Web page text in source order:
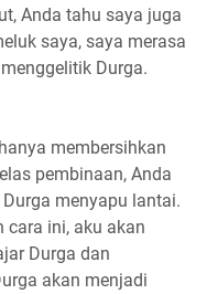
Anda tahu saya juga
saya, saya merasa
Durga.
membersihkan
pembinaan, Anda
menyapu lantai.
cara ini, aku akan
Durga dan
akan menjadi